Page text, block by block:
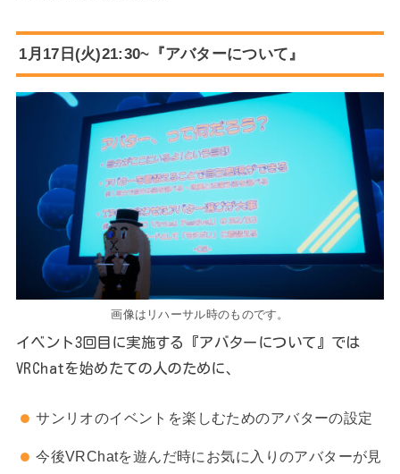
1月17日(火)21:30~『アバターについて』
画像はリハーサル時のものです。
イベント3回目に実施する『アバターについて』では
VRChatを始めたての人のために、
サンリオのイベントを楽しむためのアバターの設定
今後VRChatを遊んだ時にお気に入りのアバターが見